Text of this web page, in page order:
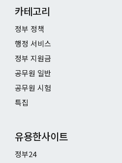
카테고리
정부 정책
행정 서비스
정부 지원금
공무원 일반
공무원 시험
특집
유용한사이트
정부24